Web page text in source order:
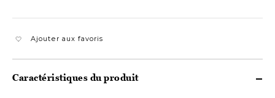
Ajouter aux favoris
Caractéristiques du produit